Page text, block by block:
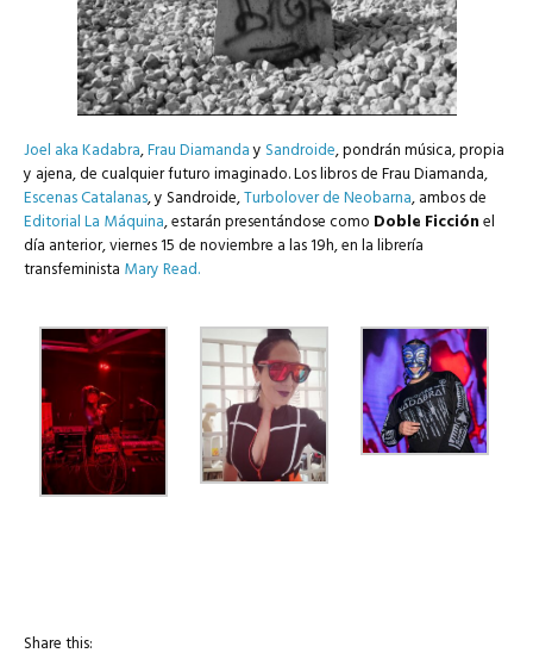
Joel aka Kadabra,Frau Diamanday Sandroide, pondrán música, propia
y ajena, de cualquier futuro imaginado. Los libros de Frau Diamanda,
Escenas Catalanas, y Sandroide,Turbolover de Neobarna, ambos de
Editorial La Máquina, estarán presentándose como Doble Ficciónel
día anterior, viernes 15 de noviembre a las 19h, en la librería
transfeminista Mary Read.
Share this: